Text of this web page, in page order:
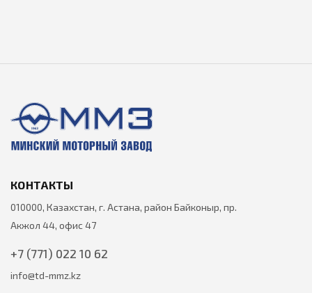
КОНТАКТЫ
010000, Казахстан, г. Астана, район Байконыр, пр.
Акжол 44, офис 47
+7 (771) 022 10 62
info@td-mmz.kz